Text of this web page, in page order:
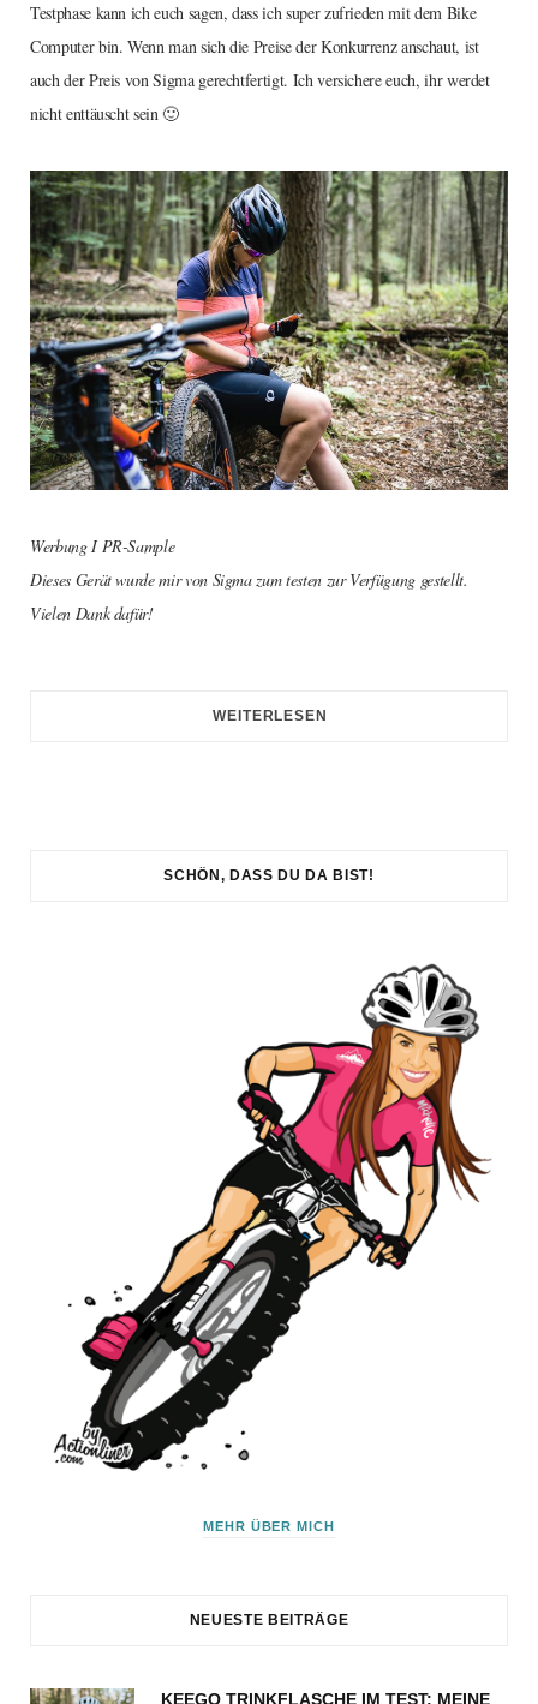
Testphase kann ich euch sagen, dass ich super zufrieden mit dem Bike
Computer bin. Wenn man sich die Preise der Konkurrenz anschaut, ist
auch der Preis von Sigma gerechtfertigt. Ich versichere euch, ihr werdet
nicht enttäuscht sein 🙂
Werbung I PR-Sample
Dieses Gerät wurde mir von Sigma zum testen zur Verfügung gestellt.
Vielen Dank dafür!
WEITERLESEN
SCHÖN, DASS DU DA BIST!
MEHR ÜBER MICH
NEUESTE BEITRÄGE
KEEGO TRINKFLASCHE IM TEST: MEINE